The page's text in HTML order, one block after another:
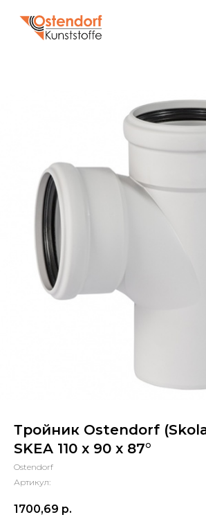
Тройник Ostendorf
SKEA 110 х 90 x 87°
Ostendorf
Артикул:
1700,69 р.